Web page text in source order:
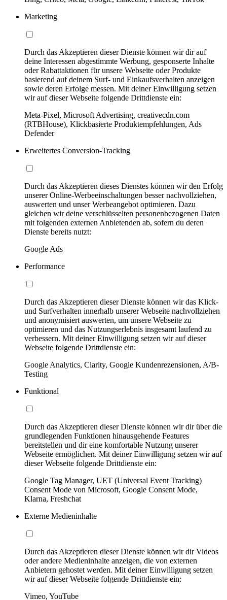
Marketing
Durch das Akzeptieren dieser Dienste können wir dir auf
deine Interessen abgestimmte Werbung, gesponserte Inhalte
oder Rabattaktionen für unsere Webseite oder Produkte
basierend auf deinem Surf- und Einkaufsverhalten anzeigen
sowie deren Erfolge messen. Mit deiner Einwilligung setzen
wir auf dieser Webseite folgende Drittdienste ein:
Meta-Pixel, Microsoft Advertising, creativecdn.com
(RTBHouse), Klickbasierte Produktempfehlungen, Ads
Defender
Erweitertes Conversion-Tracking
Durch das Akzeptieren dieses Dienstes können wir den Erfolg
unserer Online-Werbeeinschaltungen besser nachvollziehen,
auswerten und unser Werbeangebot optimieren. Dazu
gleichen wir deine verschlüsselten personenbezogenen Daten
mit folgenden externen Anbietenden ab, sofern du deren
Dienste bereits nutzt:
Google Ads
Performance
Durch das Akzeptieren dieser Dienste können wir das Klick-
und Surfverhalten innerhalb unserer Webseite nachvollziehen
und anonymisiert auswerten, um unsere Webseite zu
optimieren und das Nutzungserlebnis insgesamt laufend zu
verbessern. Mit deiner Einwilligung setzen wir auf dieser
Webseite folgende Drittdienste ein:
Google Analytics, Clarity, Google Kundenrezensionen, A/B-
Testing
Funktional
Durch das Akzeptieren dieser Dienste können wir dir über die
grundlegenden Funktionen hinausgehende Features
bereitstellen und dir eine komfortable Nutzung unserer
Webseite ermöglichen. Mit deiner Einwilligung setzen wir auf
dieser Webseite folgende Drittdienste ein:
Google Tag Manager, UET (Universal Event Tracking)
Consent Mode von Microsoft, Google Consent Mode,
Klarna, Freshchat
Externe Medieninhalte
Durch das Akzeptieren dieser Dienste können wir dir Videos
oder andere Medieninhalte anzeigen, die von externen
Anbietern gehostet werden. Mit deiner Einwilligung setzen
wir auf dieser Webseite folgende Drittdienste ein:
Vimeo, YouTube